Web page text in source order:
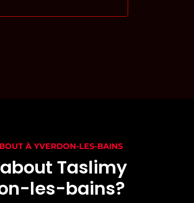
À YVERDON-LES-BAINS
Taslimy
les-bains?